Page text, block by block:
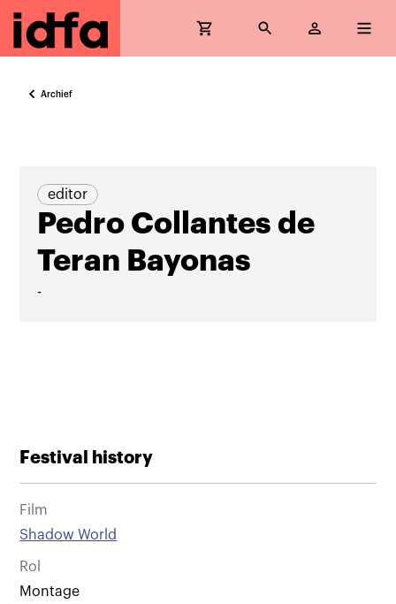
Archief
editor
Pedro Collantes de
Teran Bayonas
-
Festival history
Film
Shadow World
Rol
Montage